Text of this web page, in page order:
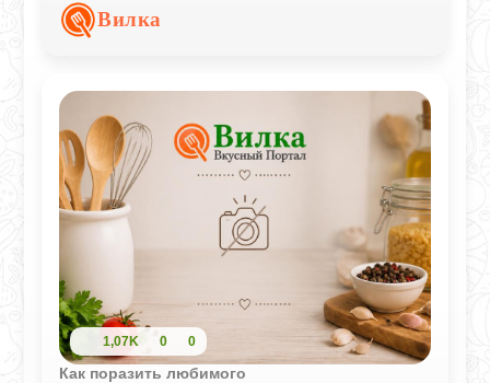
делают это блюдо особенно
выразительным.
Вилка
1,07K 0 0
Как поразить любимого